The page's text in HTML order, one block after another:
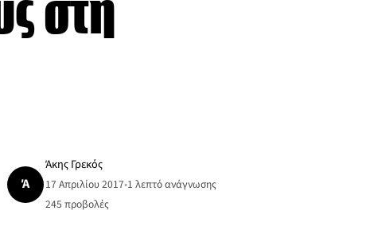
Ά
Άκης Γρεκός
17 Απριλίου 2017•1 λεπτό ανάγνωσης
245 προβολές